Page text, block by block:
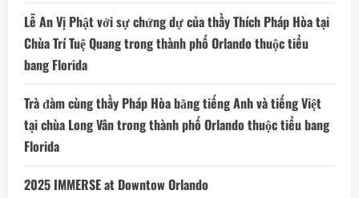
với
giá
$40
hoặc
$60
Lễ An Vị Phật với sự chứng dự của thầy Thích Pháp Hòa tại
Chùa Trí Tuệ Quang trong thành phố Orlando thuộc tiểu
bang Florida
Trà đàm cùng thầy Pháp Hòa bằng tiếng Anh và tiếng Việt
tại chùa Long Vân trong thành phố Orlando thuộc tiểu bang
Florida
2025 IMMERSE at Downtow Orlando